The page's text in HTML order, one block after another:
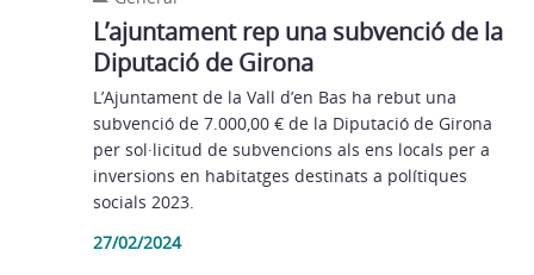
L’ajuntament rep una subvenció de la
Diputació de Girona
L’Ajuntament de la Vall d’en Bas ha rebut una
subvenció de 7.000,00 € de la Diputació de Girona
per sol·licitud de subvencions als ens locals per a
inversions en habitatges destinats a polítiques
socials 2023.
27/02/2024